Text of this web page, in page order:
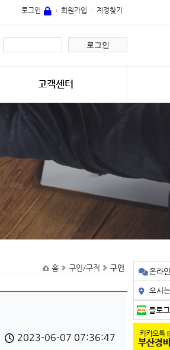
온라
오시
블로그
로그인 회원가입 계정찾기
로그인
고객센터
홈 구인/구직 구인
2023-06-07 07:36:47